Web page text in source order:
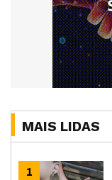
MAIS LIDAS